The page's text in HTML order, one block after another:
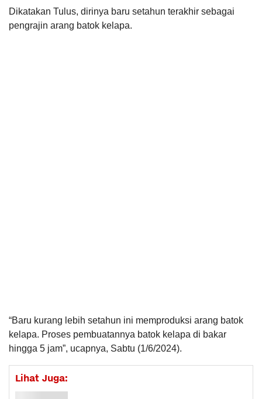
Dikatakan Tulus, dirinya baru setahun terakhir sebagai
pengrajin arang batok kelapa.
“Baru kurang lebih setahun ini memproduksi arang batok
kelapa. Proses pembuatannya batok kelapa di bakar
hingga 5 jam”, ucapnya, Sabtu (1/6/2024).
Lihat Juga: